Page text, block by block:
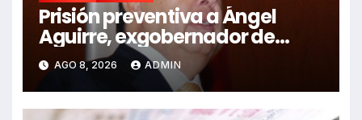
Prisión preventiva a Ángel
Aguirre, exgobernador de
Guerrero, por caso Ayotzinapa
AGO 8, 2026 ADMIN